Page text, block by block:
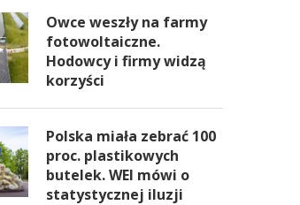
Owce weszły na farmy
fotowoltaiczne.
Hodowcy i firmy widzą
korzyści
Polska miała zebrać 100
proc. plastikowych
butelek. WEI mówi o
statystycznej iluzji